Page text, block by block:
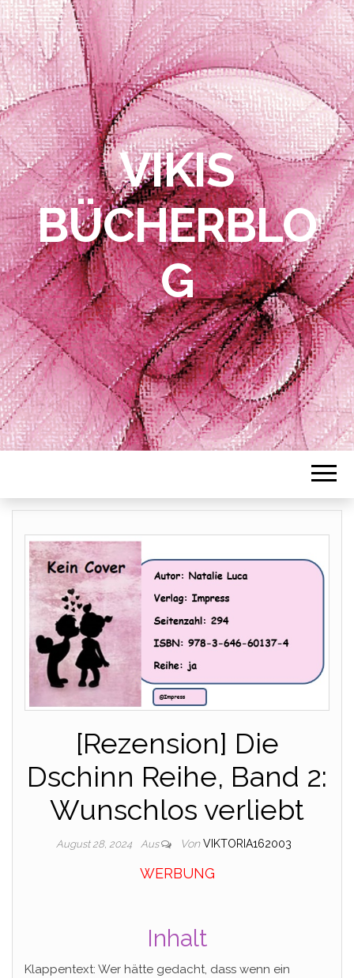
VIKIS
BÜCHERBLO
G
[Rezension] Die
Dschinn Reihe, Band 2:
Wunschlos verliebt
August 28, 2024 Aus Von VIKTORIA162003
WERBUNG
Inhalt
Klappentext: Wer hätte gedacht, dass wenn ein